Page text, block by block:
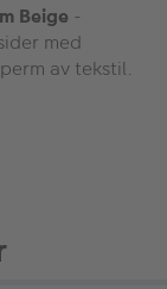
Beige -
med
av tekstil.